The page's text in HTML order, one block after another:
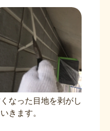
なった目地を剥がし
きます。